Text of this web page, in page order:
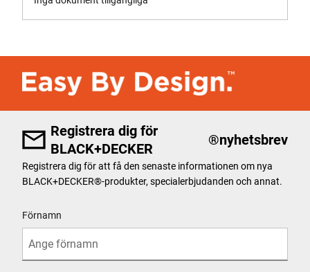
Registrera dig för
BLACK+DECKER
®nyhetsbrev
Registrera dig för att få den senaste informationen om nya
BLACK+DECKER®-produkter, specialerbjudanden och annat.
Förnamn